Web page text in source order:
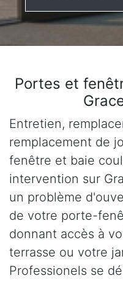
Portes et
Entretien,
remplacement de
fenêtre et baie
intervention sur
un problème
de votre porte-
donnant accès à
terrasse ou votre
Professionels se